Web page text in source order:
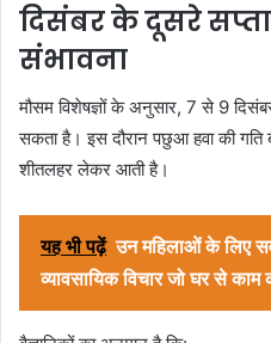
दिसंबर के दूसरे
संभावना
मौसम विशेषज्ञों के अनुसार, 7 से 9
सकता है। इस दौरान पछुआ हवा की
शीतलहर लेकर आती है।
यह भी पढ़ें उन महिलाओं के लिए
व्यावसायिक विचार जो घर से काम